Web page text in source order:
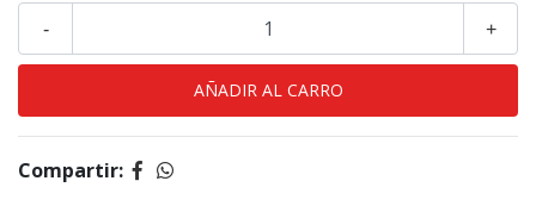
+
-
Compartir: